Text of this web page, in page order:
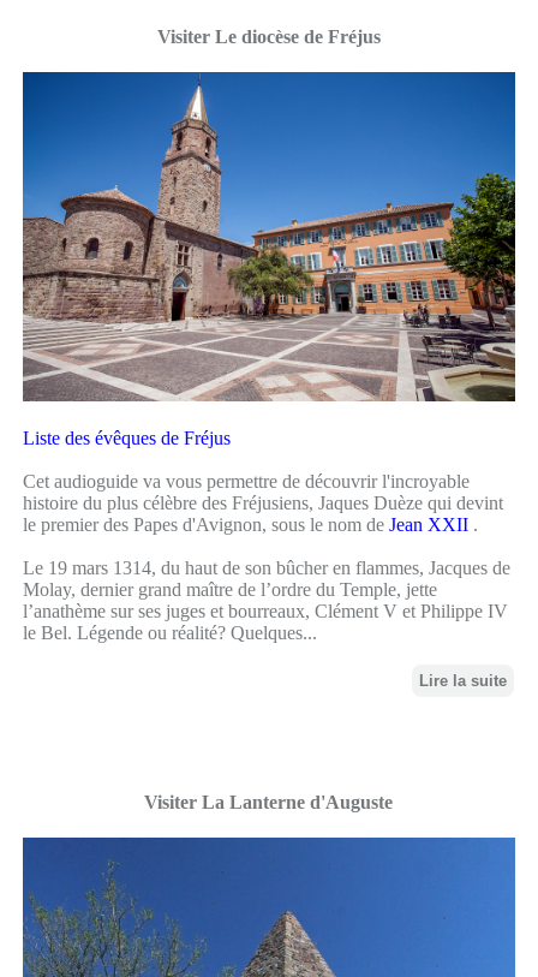
Visiter Le diocèse de Fréjus
Liste des évêques de Fréjus
Cet audioguide va vous permettre de découvrir l'incroyable
histoire du plus célèbre des Fréjusiens, Jaques Duèze qui devint
le premier des Papes d'Avignon, sous le nom de Jean XXII .
Le 19 mars 1314, du haut de son bûcher en flammes, Jacques de
Molay, dernier grand maître de l’ordre du Temple, jette
l’anathème sur ses juges et bourreaux, Clément V et Philippe IV
le Bel. Légende ou réalité? Quelques...
Lire la suite
Visiter La Lanterne d'Auguste